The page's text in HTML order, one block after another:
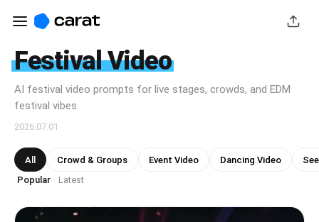
Festival Video
AI festival video prompts for live stages, crowds, and EDM
festival vibes.
2026.07.01
All Crowd & Groups Event Video Dancing Video
Popular · Latest